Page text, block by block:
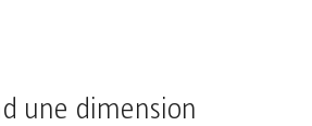
une dimension